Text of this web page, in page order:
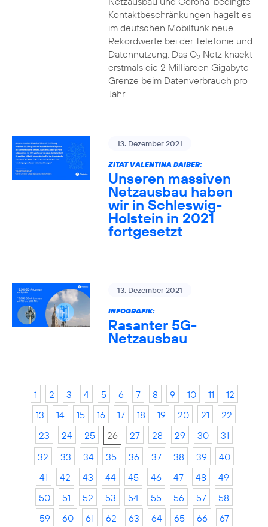
Kontaktbeschränkungen hagelt es
im deutschen Mobilfunk neue
Rekordwerte bei der Telefonie und
Datennutzung: Das O2Netz knackt
erstmals die 2 Milliarden Gigabyte-
Grenze beim Datenverbrauch pro
Jahr.
13. Dezember 2021
ZITAT VALENTINA DAIBER:
Unseren massiven
Netzausbau haben
wir in Schleswig-
Holstein in 2021
fortgesetzt
13. Dezember 2021
INFOGRAFIK:
Rasanter 5G-
Netzausbau
1 2 3 4 5 6 7 8 9 10 11
12
13
14 15 16 17 18 19 20 21
22
23
24 25 26 27 28 29 30
31
32
33 34 35 36 37 38 39
40
41
42 43 44 45 46 47 48
49
50
51 52 53 54 55 56 57
58
59
60 61 62 63 64 65 66
67